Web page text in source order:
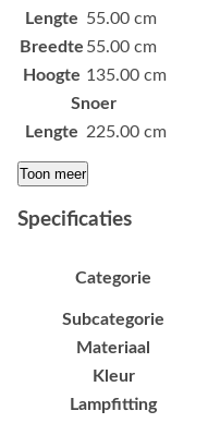
Lengte 55.00 cm
Breedte 55.00 cm
Hoogte 135.00 cm
Snoer
Lengte 225.00 cm
Toon meer
Specificaties
Categorie
Subcategorie
Materiaal
Kleur
Lampfitting